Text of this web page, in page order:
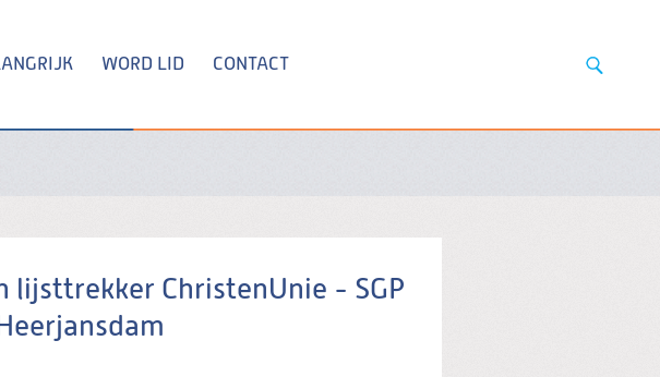
WORD LID CONTACT
lijsttrekker ChristenUnie - SGP